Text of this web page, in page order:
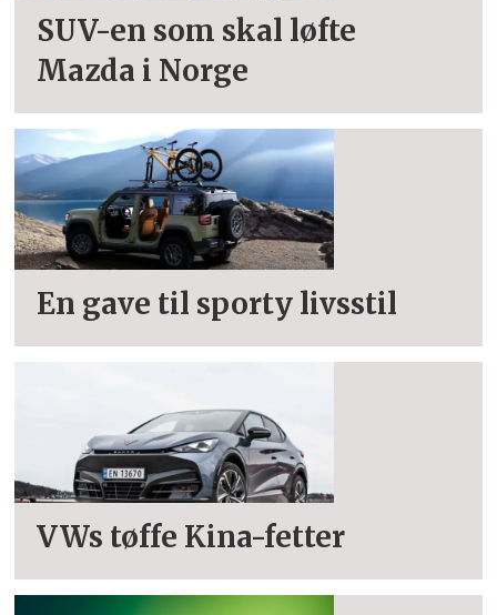
SUV-en som skal løfte
Mazda i Norge
En gave til sporty livsstil
VWs tøffe Kina-fetter